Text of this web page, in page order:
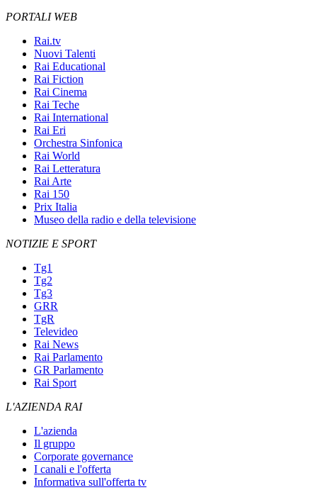
PORTALI WEB
Rai.tv
Nuovi Talenti
Rai Educational
Rai Fiction
Rai Cinema
Rai Teche
Rai International
Rai Eri
Orchestra Sinfonica
Rai World
Rai Letteratura
Rai Arte
Rai 150
Prix Italia
Museo della radio e della televisione
NOTIZIE E SPORT
Tg1
Tg2
Tg3
GRR
TgR
Televideo
Rai News
Rai Parlamento
GR Parlamento
Rai Sport
L'AZIENDA RAI
L'azienda
Il gruppo
Corporate governance
I canali e l'offerta
Informativa sull'offerta tv